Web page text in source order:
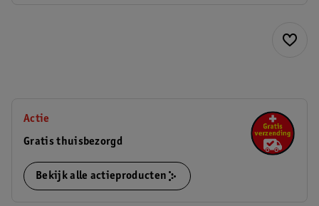
Actie
Gratis thuisbezorgd
Bekijk alle actieproducten